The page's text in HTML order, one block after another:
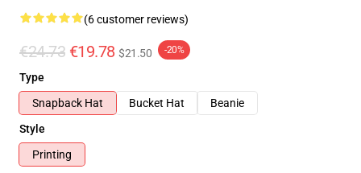
(6 customer reviews)
€24.73 €19.78 $21.50 -20%
Type
Snapback Hat
Bucket Hat
Beanie
Style
Printing